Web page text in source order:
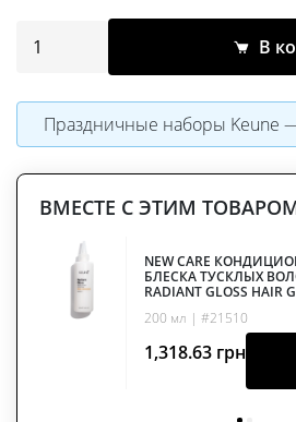
В
Праздничные наборы Keune
ВМЕСТЕ С ЭТИМ
NEW CARE
БЛЕСКА ТУСКЛЫХ
RADIANT GLOSS HAIR
200 мл | #21510
1,318.63 грн